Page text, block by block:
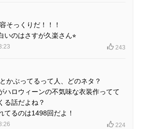
そっくりだ！！！
いのはさすが久楽さん⭐︎
243
かぶってるって人、どのネタ？
ハロウィーンの不気味な衣装作ってて
る話だよね？
てるのは1498回だよ！
224